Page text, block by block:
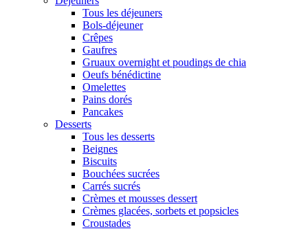
Tous les déjeuners
Bols-déjeuner
Crêpes
Gaufres
Gruaux overnight et poudings de chia
Oeufs bénédictine
Omelettes
Pains dorés
Pancakes
Desserts
Tous les desserts
Beignes
Biscuits
Bouchées sucrées
Carrés sucrés
Crèmes et mousses dessert
Crèmes glacées, sorbets et popsicles
Croustades